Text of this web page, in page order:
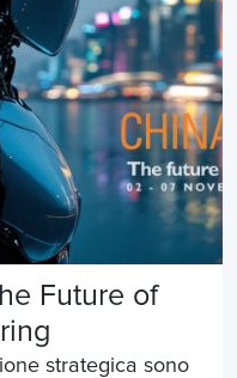
Future of
strategica sono